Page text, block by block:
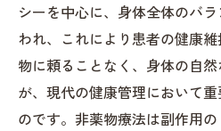
シーを中心に、身体全体のバ
われ、これにより患者の健康
物に頼ることなく、身体の自
が、現代の健康管理において
のです。非薬物療法は副作用